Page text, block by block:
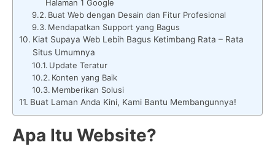
Halaman 1 Google
Buat Web dengan Desain dan Fitur Profesional
Mendapatkan Support yang Bagus
Kiat Supaya Web Lebih Bagus Ketimbang Rata – Rata
Situs Umumnya
Update Teratur
Konten yang Baik
Memberikan Solusi
Buat Laman Anda Kini, Kami Bantu Membangunnya!
Apa Itu Website?